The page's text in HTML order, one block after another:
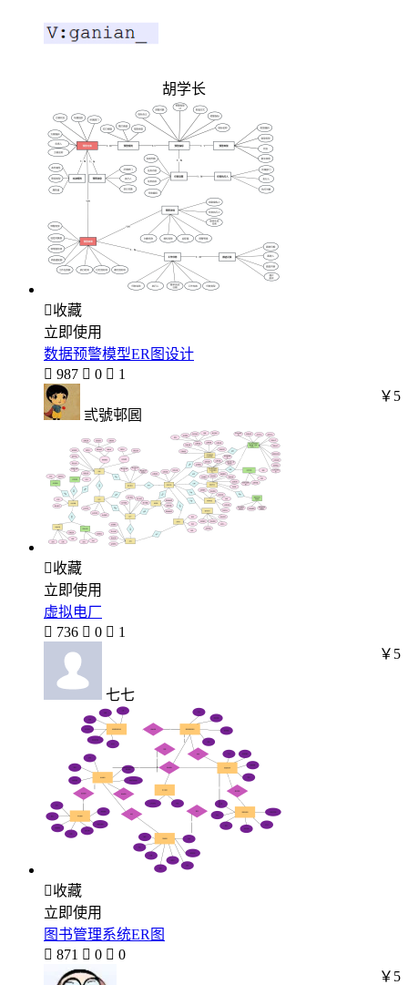
胡学长
收藏
立即使用
数据预警模型ER图设计
 987  0  1
弎號邨囻
￥5
收藏
立即使用
虚拟电厂
 736  0  1
七七
￥5
收藏
立即使用
图书管理系统ER图
 871  0  0
￥5